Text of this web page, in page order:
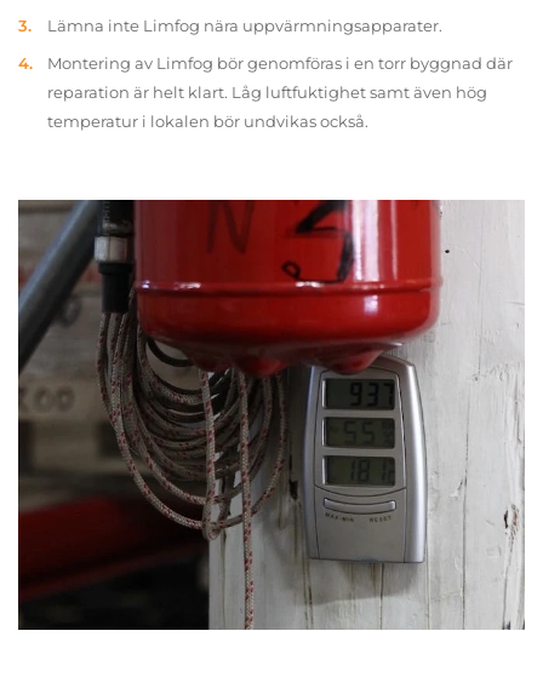
Lämna inte Limfog nära uppvärmningsapparater.
Montering av Limfog bör genomföras i en torr byggnad där
reparation är helt klart. Låg luftfuktighet samt även hög
temperatur i lokalen bör undvikas också.